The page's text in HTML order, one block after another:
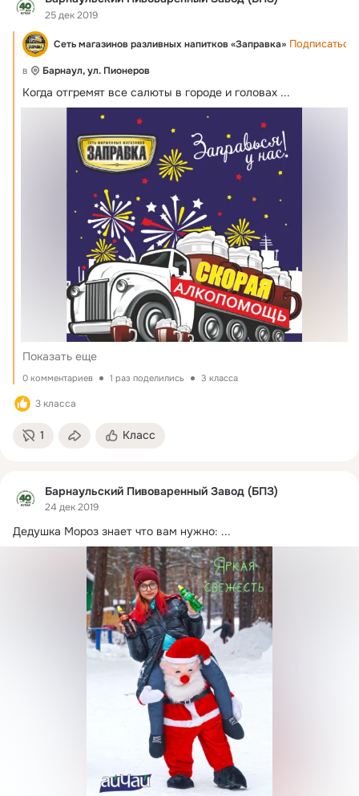
25 дек 2019
Сеть магазинов разливных напитков «Заправка» Подписаться
в Барнаул, ул. Пионеров
Когда отгремят все салюты в городе и головах ...
Показать еще
0 комментариев 1 раз поделились 3 класса
3 класса
1 Класс
Барнаульский Пивоваренный Завод (БПЗ)
24 дек 2019
Дедушка Мороз знает что вам нужно: ...